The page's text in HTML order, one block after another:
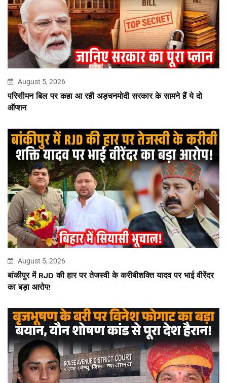
August 5, 2026
परिसीमन बिल पर कहा आ रही अड़चनमोदी सरकार के सामने हैं ये दो
ऑप्शन
August 5, 2026
बांकीपुर में RJD की हार पर तेजस्वी के करीबीशक्ति यादव पर भाई वीरेंदर
का बड़ा आरोप!